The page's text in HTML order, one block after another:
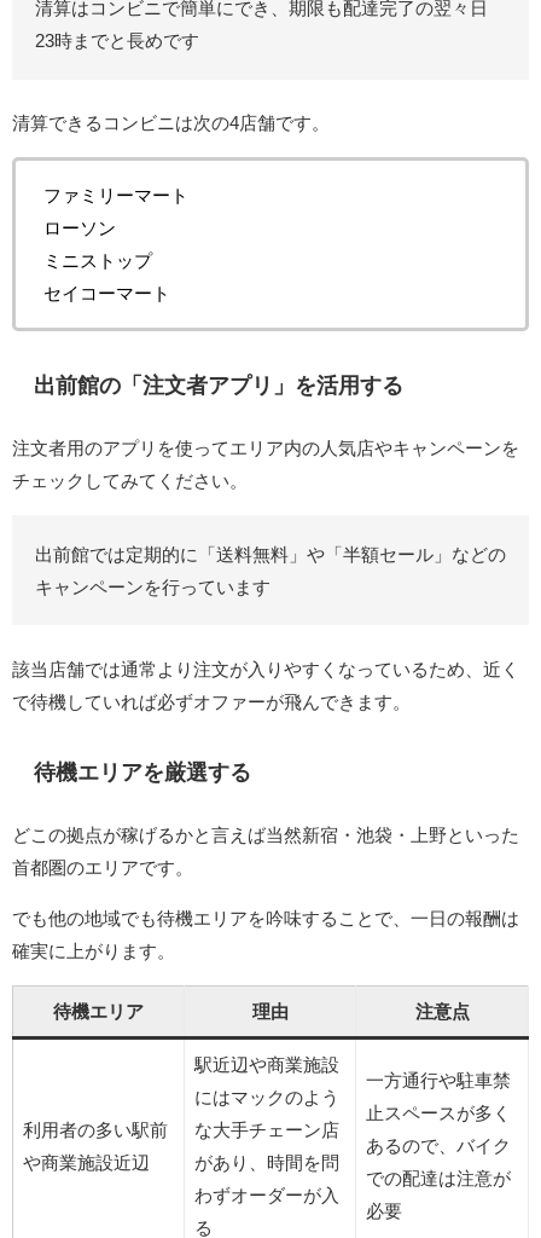
清算はコンビニで簡単にでき、期限も配達完了の翌々日
23時までと長めです
清算できるコンビニは次の4店舗です。
ファミリーマート
ローソン
ミニストップ
セイコーマート
出前館の「注文者アプリ」を活用する
注文者用のアプリを使ってエリア内の人気店やキャンペーンを
チェックしてみてください。
出前館では定期的に「送料無料」や「半額セール」などの
キャンペーンを行っています
該当店舗では通常より注文が入りやすくなっているため、近く
で待機していれば必ずオファーが飛んできます。
待機エリアを厳選する
どこの拠点が稼げるかと言えば当然新宿・池袋・上野といった
首都圏のエリアです。
でも他の地域でも待機エリアを吟味することで、一日の報酬は
確実に上がります。
待機エリア 理由 注意点
利用者の多い駅前
や商業施設近辺
駅近辺や商業施設
にはマックのよう
な大手チェーン店
があり、時間を問
わずオーダーが入
る
一方通行や駐車禁
止スペースが多く
あるので、バイク
での配達は注意が
必要